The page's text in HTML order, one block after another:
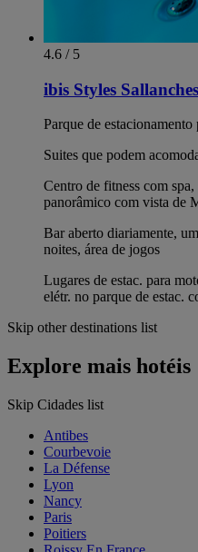
4.6 / 5
ibis Styles
Parque de
Suites que podem
Centro de fitness com
panorâmico com vista de
Bar aberto diariamente,
noites, área de jogos
Lugares de estac. para
elétr. no parque de estac.
Skip other destinations list
Explore mais hotéis
Skip Cidades list
Antibes
Courbevoie
La Défense
Lyon
Nancy
Paris
Poitiers